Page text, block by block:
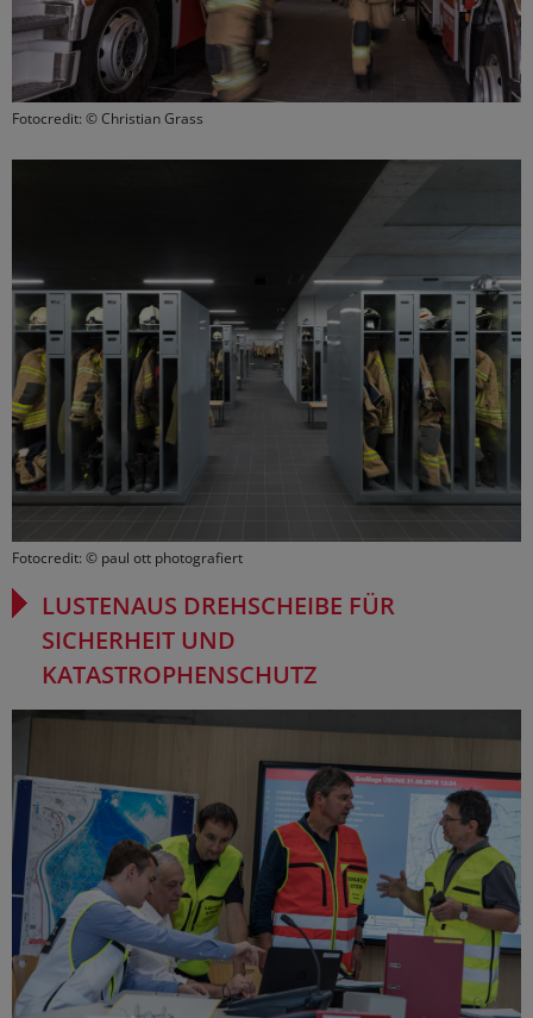
Fotocredit: © Christian Grass
Fotocredit: © paul ott photografiert
LUSTENAUS DREHSCHEIBE FÜR
SICHERHEIT UND
KATASTROPHENSCHUTZ